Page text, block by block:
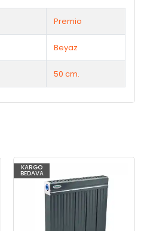
Premio
Beyaz
50 cm.
KARGO
BEDAVA